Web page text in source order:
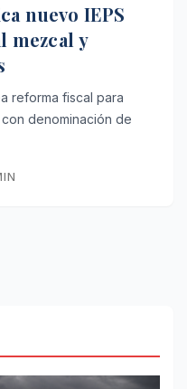
nuevo IEPS
mezcal y
reforma fiscal para
denominación de